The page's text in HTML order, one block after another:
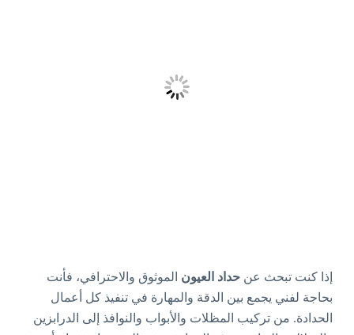
إذا كنت تبحث عن حداد العيون الموثوق والاحترافي، فأنت
بحاجة لفني يجمع بين الدقة والمهارة في تنفيذ كل أعمال
الحدادة. من تركيب المظلات والأبواب والنوافذ إلى الدرابزين